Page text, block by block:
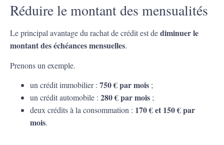
Réduire le montant des mensualités
Le principal avantage du rachat de crédit est dediminuer le
montant des échéances mensuelles.
Prenons un exemple.
un crédit immobilier : 750 € par mois ;
un crédit automobile : 280 € par mois ;
deux crédits à la consommation : 170 € et 150 € par
mois.